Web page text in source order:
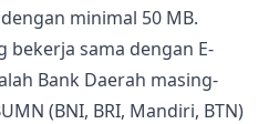
minimal 50 MB.
bekerja sama dengan E-
Bank Daerah masing-
(BNI, BRI, Mandiri, BTN)